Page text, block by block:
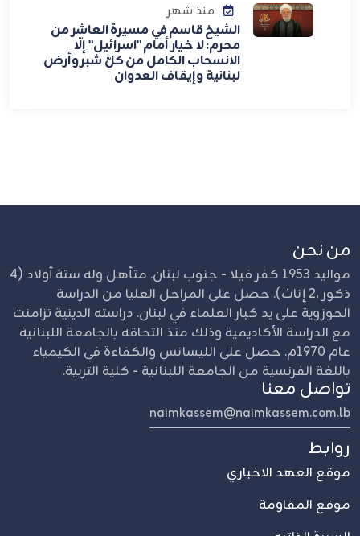
منذ شهر
الشيخ قاسم في مسيرة العاشر من
محرم: لا خيار أمام "اسرائيل" إلّا
الانسحاب الكامل من كلّ شبر وأرض
لبنانية وإيقاف العدوان
من نحن
مواليد 1953 كفر فيلا - جنوب لبنان. متأهل وله ستة أولاد (4
ذكور ،2 إناث). حصل على المراحل العليا من الدراسة
الحوزوية على يد كبار العلماء في لبنان. دراسته الدينية تزامنت
مع الدراسة الأكاديمية وذلك منذ التحاقه بالجامعة اللبنانية
عام 1970م. حصل على الليسانس والكفاءة في الكيمياء
باللغة الفرنسية من الجامعة اللبنانية - كلية التربية.
تواصل معنا
naimkassem@naimkassem.com.lb
روابط
موقع العهد الاخباري
موقع المقاومة